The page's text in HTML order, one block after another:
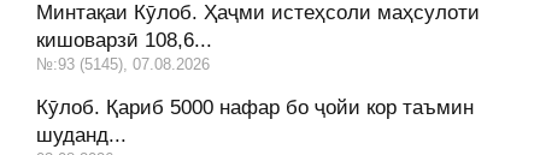
Минтақаи Кӯлоб. Ҳаҷми истеҳсоли маҳсулоти
кишоварзӣ 108,6...
№:93 (5145), 07.08.2026
Кӯлоб. Қариб 5000 нафар бо ҷойи кор таъмин
шуданд...